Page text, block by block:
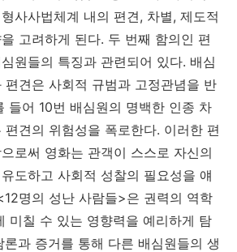
사사법체계 내의 편견, 차별, 제도적
고려하게 된다. 두 번째 함의인 편
원들의 특징과 관련되어 있다. 배심
편견은 사회적 규범과 고정관념을 반
들어 10번 배심원의 명백한 인종 차
편견의 위험성을 폭로한다. 이러한 편
로써 영화는 관객이 스스로 자신의
도하고 사회적 성찰의 필요성을 얘
명의 성난 사람들>은 권력의 역학
미칠 수 있는 영향력을 예리하게 탐
과 증거를 통해 다른 배심원들의 생